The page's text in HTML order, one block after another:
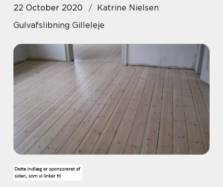
22 October 2020
Katrine Nielsen
Gulvafslibning Gilleleje